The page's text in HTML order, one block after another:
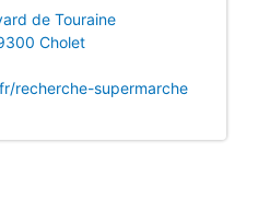
de Touraine
Cholet
recherche-supermarche